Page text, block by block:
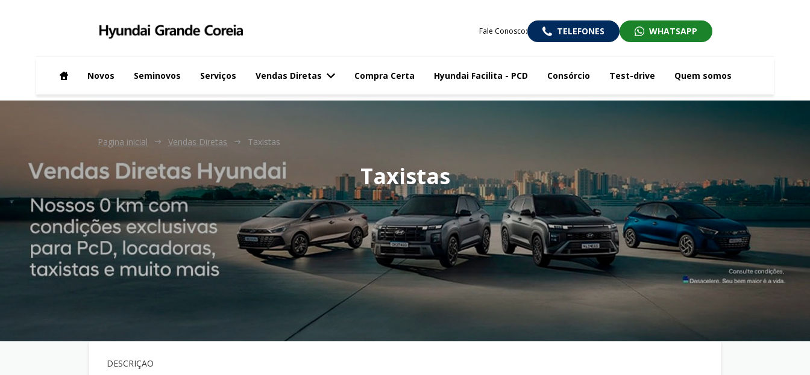
Fale Conosco: TELEFONES WHATSAPP
Novos Seminovos Serviços Vendas Diretas Compra Certa Hyundai Facilita - PCD Consórcio Test-drive Quem somos
Pagina inicial Vendas Diretas Taxistas
Taxistas
DESCRIÇÃO